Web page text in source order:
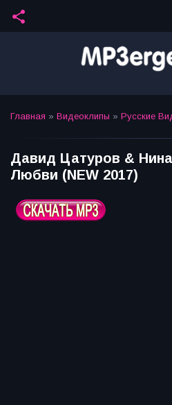
share
Главная » Видеоклипы » Русские
Давид Цатуров &
Любви (NEW 2017)